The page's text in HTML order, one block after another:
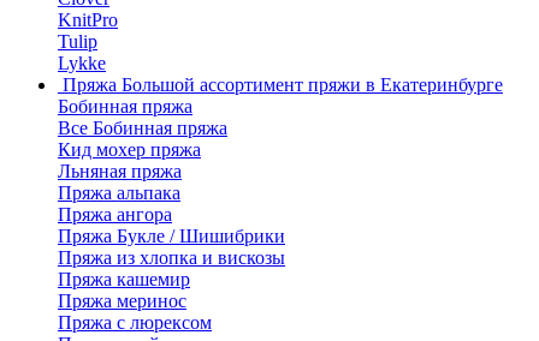
KnitPro
Tulip
Lykke
Пряжа Большой ассортимент пряжи в Екатеринбурге
Бобинная пряжа
Все Бобинная пряжа
Кид мохер пряжа
Льняная пряжа
Пряжа альпака
Пряжа ангора
Пряжа Букле / Шишибрики
Пряжа из хлопка и вискозы
Пряжа кашемир
Пряжа меринос
Пряжа с люрексом